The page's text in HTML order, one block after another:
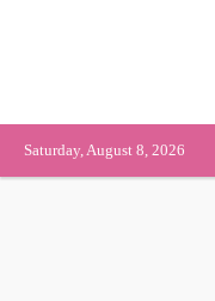
Saturday, August 8, 2026